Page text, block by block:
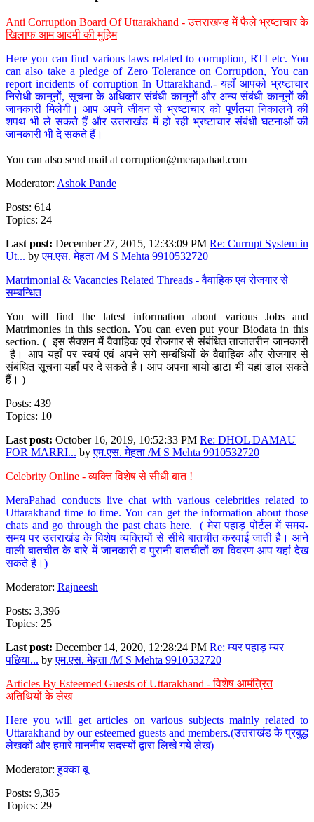
Anti Corruption Board Of Uttarakhand - उत्तराखण्ड में फैले भ्रष्टाचार के
खिलाफ आम आदमी की मुहिम
Here you can find various laws related to corruption, RTI etc. You
can also take a pledge of Zero Tolerance on Corruption, You can
report incidents of corruption In Uttarakhand.- यहाँ आपको भ्रष्टाचार
निरोधी कानूनों, सूचना के अधिकार संबंधी कानूनों और अन्य संबंधी कानूनों की
जानकारी मिलेगी। आप अपने जीवन से भ्रष्टाचार को पूर्णतया निकालने की
शपथ भी ले सकते हैं और उत्तराखंड में हो रही भ्रष्टाचार संबंधी घटनाओं की
जानकारी भी दे सकते हैं।
You can also send mail at corruption@merapahad.com
Moderator: Ashok Pande
Posts: 614
Topics: 24
Last post: December 27, 2015, 12:33:09 PM Re: Currupt System in
Ut... byएम.एस. मेहता /M S Mehta 9910532720
Matrimonial & Vacancies Related Threads - वैवाहिक एवं रोजगार से
सम्बन्धित
You will find the latest information about various Jobs and
Matrimonies in this section. You can even put your Biodata in this
section. ( इस सैक्शन में वैवाहिक एवं रोजगार से संबंधित ताजातरीन जानकारी
है। आप यहाँ पर स्वयं एवं अपने सगे सम्बंधियों के वैवाहिक और रोजगार से
संबंधित सूचना यहाँ पर दे सकते है। आप अपना बायो डाटा भी यहां डाल सकते
हैं। )
Posts: 439
Topics: 10
Last post: October 16, 2019, 10:52:33 PM Re: DHOL DAMAU
FOR MARRI... byएम.एस. मेहता /M S Mehta 9910532720
Celebrity Online - व्यक्ति विशेष से सीधी बात !
MeraPahad conducts live chat with various celebrities related to
Uttarakhand time to time. You can get the information about those
chats and go through the past chats here. ( मेरा पहाड़ पोर्टल में समय-
समय पर उत्तराखंड के विशेष व्यक्तियों से सीधे बातचीत करवाई जाती है। आने
वाली बातचीत के बारे में जानकारी व पुरानी बातचीतों का विवरण आप यहां देख
सकते है।)
Moderator: Rajneesh
Posts: 3,396
Topics: 25
Last post: December 14, 2020, 12:28:24 PM Re: म्यर पहाड़ म्यर
पछिया... byएम.एस. मेहता /M S Mehta 9910532720
Articles By Esteemed Guests of Uttarakhand - विशेष आमंत्रित
अतिथियों के लेख
Here you will get articles on various subjects mainly related to
Uttarakhand by our esteemed guests and members.(उत्तराखंड के प्रबुद्ध
लेखकों और हमारे माननीय सदस्यों द्वारा लिखे गये लेख)
Moderator:हुक्का बू
Posts: 9,385
Topics: 29